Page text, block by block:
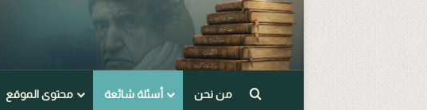
محتوى الموقع أسئلة شائعة من نحن Arama yap ...